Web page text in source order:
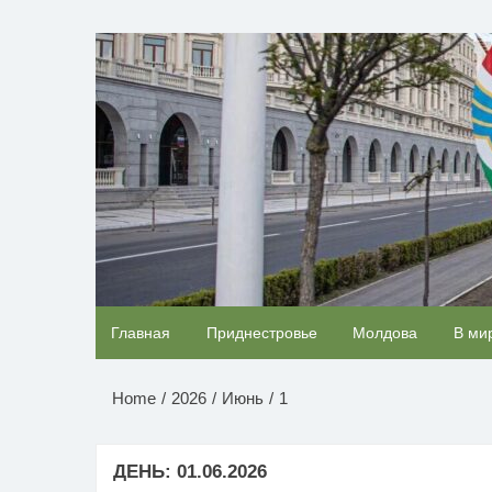
содержимомуНОВОСТИ
Главная Приднестровье Молдова В
Home 2026 Июнь 1
ДЕНЬ: 01.06.2026
Скрытая камера на пляже Крыма: Что люди
вытворяют, когда их не видят...